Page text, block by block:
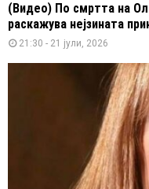
(Видео) По смртта на
раскажува нејзината
21:30 - 21 јули, 2026